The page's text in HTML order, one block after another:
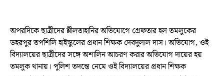
অপরদিকে ছাত্রীদের শ্লীলতাহানির অভিযোগে গ্রেফতার হল তমলুকের
ডহরপুর তপশিলি হাইস্কুলের প্রধান শিক্ষক দেবদুলাল দাস। অভিযোগ, ওই
বিদ্যালয়ের ছাত্রীদের সঙ্গে অশালিন আচরণ করার অভিযোগ দায়ের হয়
তমলুক থানায়। পুলিশ তদন্তে নেমে ওই বিদ্যালয়ের প্রধান শিক্ষক